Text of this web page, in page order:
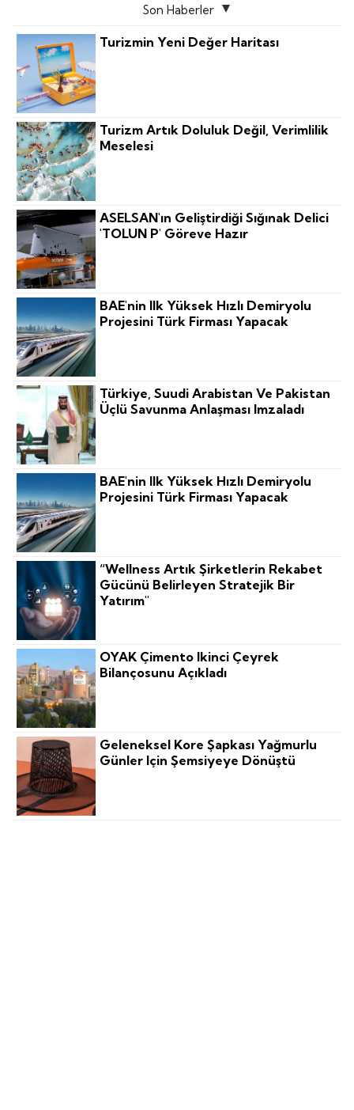
Son Haberler
Turizmin Yeni Değer Haritası
Turizm Artık Doluluk Değil, Verimlilik
Meselesi
ASELSAN'ın Geliştirdiği Sığınak Delici
'TOLUN P' Göreve Hazır
BAE'nin Ilk Yüksek Hızlı Demiryolu
Projesini Türk Firması Yapacak
Türkiye, Suudi Arabistan Ve Pakistan
Üçlü Savunma Anlaşması Imzaladı
BAE'nin Ilk Yüksek Hızlı Demiryolu
Projesini Türk Firması Yapacak
“Wellness Artık Şirketlerin Rekabet
Gücünü Belirleyen Stratejik Bir
Yatırım"
OYAK Çimento Ikinci Çeyrek
Bilançosunu Açıkladı
Geleneksel Kore Şapkası Yağmurlu
Günler Için Şemsiyeye Dönüştü